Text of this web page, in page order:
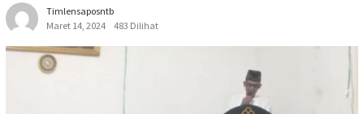
Timlensaposntb
Maret 14, 2024
483 Dilihat